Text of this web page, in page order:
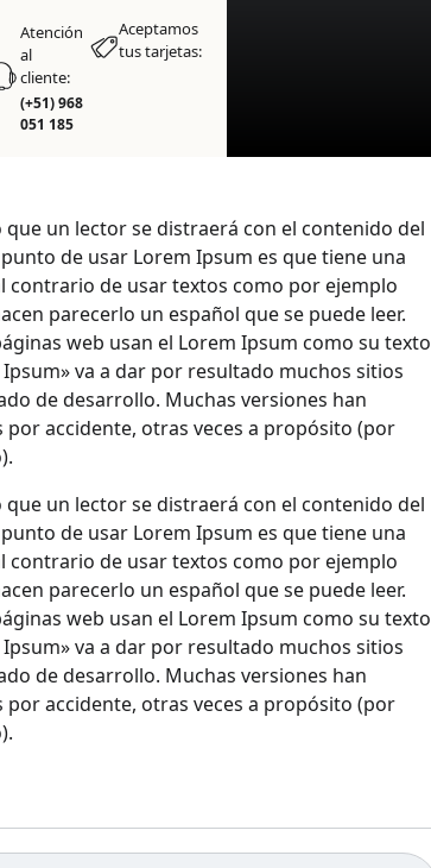
Atención
al
cliente:
(+51) 968
051 185
Aceptamos
tus tarjetas:
un lector se distraerá con el contenido del
de usar Lorem Ipsum es que tiene una
contrario de usar textos como por ejemplo
parecerlo un español que se puede leer.
web usan el Lorem Ipsum como su texto
va a dar por resultado muchos sitios
de desarrollo. Muchas versiones han
por accidente, otras veces a propósito (por
un lector se distraerá con el contenido del
de usar Lorem Ipsum es que tiene una
contrario de usar textos como por ejemplo
parecerlo un español que se puede leer.
web usan el Lorem Ipsum como su texto
va a dar por resultado muchos sitios
de desarrollo. Muchas versiones han
por accidente, otras veces a propósito (por